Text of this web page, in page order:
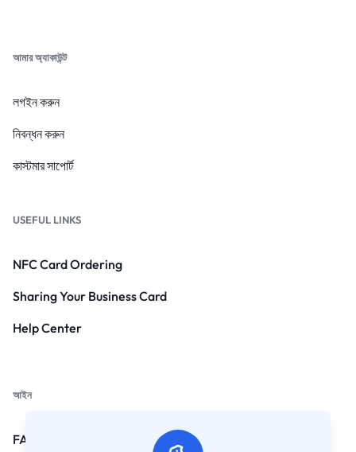
আমার অ্যাকাউন্ট
লগইন করুন
নিবন্ধন করুন
কাস্টমার সাপোর্ট
USEFUL LINKS
NFC Card Ordering
Sharing Your Business Card
Help Center
আইন
FAQs